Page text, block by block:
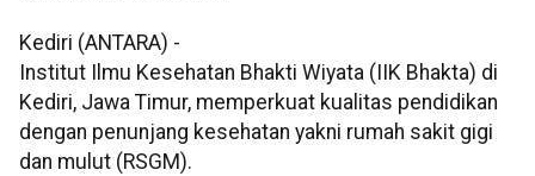
Kediri (ANTARA) -
Institut Ilmu Kesehatan Bhakti Wiyata (IIK Bhakta) di
Kediri, Jawa Timur, memperkuat kualitas pendidikan
dengan penunjang kesehatan yakni rumah sakit gigi
dan mulut (RSGM).